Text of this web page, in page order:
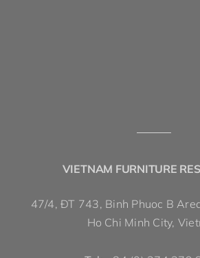
VIETNAM FURNITURE
47/4, ĐT 743, Binh Phuoc B
Ho Chi Minh City,